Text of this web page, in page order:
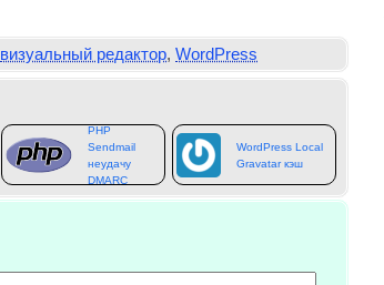
визуальный редактор,WordPress
PHP
Sendmail
неудачу
DMARC
WordPress Local
Gravatar кэш